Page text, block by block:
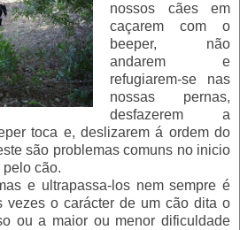
nossos cães em
caçarem com o
beeper, não
andarem e
refugiarem-se nas
nossas pernas,
desfazerem a
toca e, deslizarem á ordem do
são problemas comuns no inicio
cão.
e ultrapassa-los nem sempre é
vezes o carácter de um cão dita o
ou a maior ou menor dificuldade